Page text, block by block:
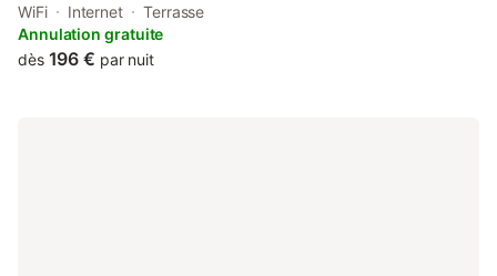
km from Blois Train Station, and 13 km from Cathedral of St.
Louis of Blois.
WiFi Internet
Terrasse
Annulation gratuite
dès 196 € par nuit